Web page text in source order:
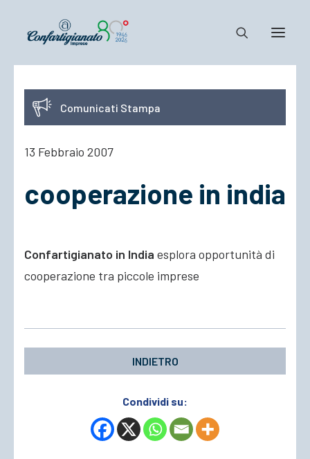
Notizie e Documenti
Confartigianato
Cosa Facciamo
ACCEDI
Comunicati Stampa
13 Febbraio 2007
cooperazione in india
Confartigianato in India esplora opportunità di
cooperazione tra piccole imprese
INDIETRO
Condividi su: